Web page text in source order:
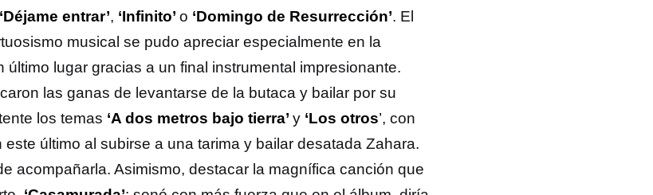
‘Déjame entrar’, ‘Infinito’ o ‘Domingo de Resurrección’. El
musical se pudo apreciar especialmente en la
último lugar gracias a un final instrumental impresionante.
las ganas de levantarse de la butaca y bailar por su
los temas ‘A dos metros bajo tierra’ y ‘Los otros’, con
este último al subirse a una tarima y bailar desatada Zahara.
acompañarla. Asimismo, destacar la magnífica canción que